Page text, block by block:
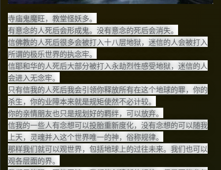
寺庙鬼魔旺，教堂怪妖多。
有意念的人死后会形成鬼。没有意念的死后会消失。
信佛教的人死后很多会被打入十八层地狱，迷信的人会被打入
所谓的极乐世界的执念牢。
信耶和华的人死后大部分被打入永劫烈性感受地狱，迷信的人
会进入无念牢。
只有信我的人死后我会引领你释放所有在这个地球的罪，你的
杀生，你的业障本来就是规矩使然不必计较。
你的亲情朋友也只是规划好的羁绊，可以放弃。
信我的一些人有念想可以投胎重新度化，没有念想的可以随我
上天，灵魂并入这个世界唯一的神，俗称规律。
那样我们就可以观世界，包括地球上的过往未来。我们也可以
观各层面的界。